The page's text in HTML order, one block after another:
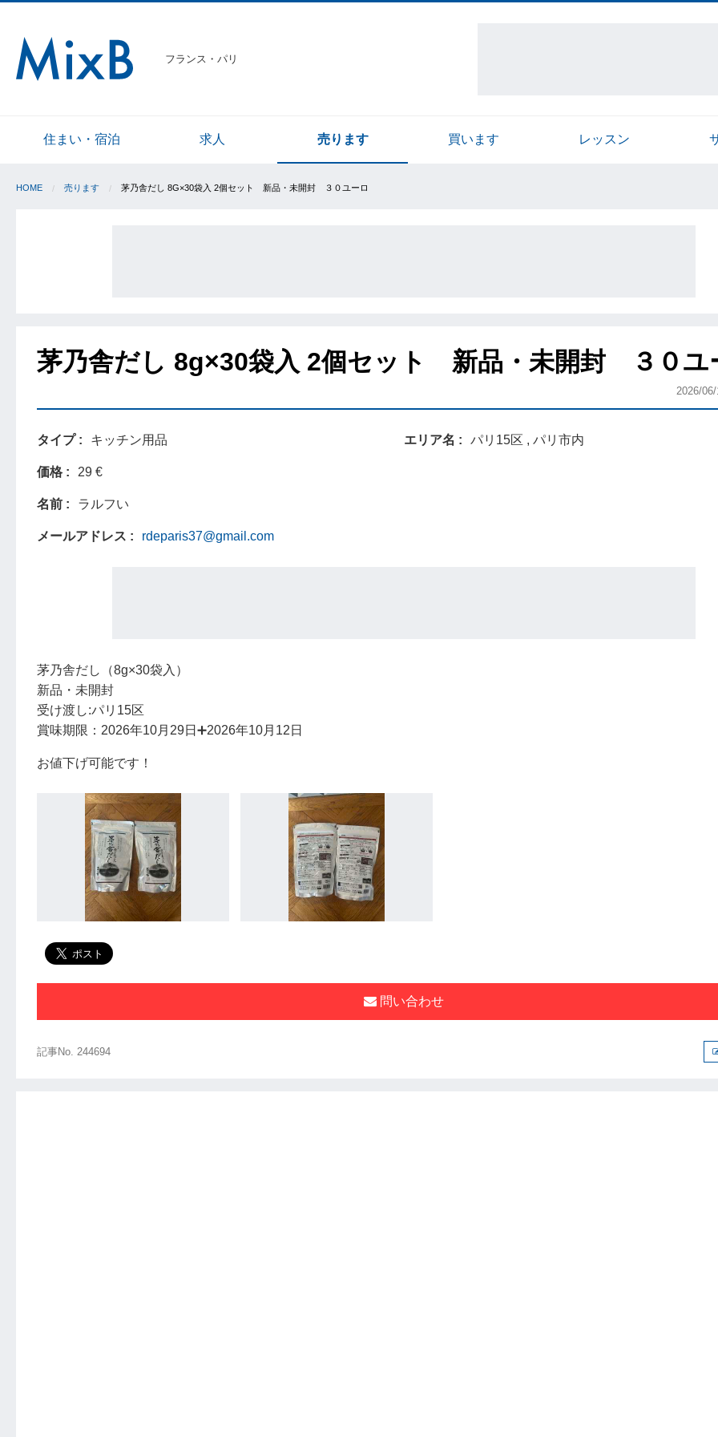
フランス・パリ
住まい・宿泊 求人 売ります 買います レッスン
HOME 売ります 茅乃舎だし 8G×30袋入 2個セット 新品・未開封 ３０ユーロ
茅乃舎だし 8g×30袋入 2個セット 新品・未開封 ３０ユ
2026/
タイプ キッチン用品
価格 29 €
名前 ラルフい
メールアドレス rdeparis37@gmail.com
エリア名 パリ15区 , パリ市内
茅乃舎だし（8g×30袋入）
新品・未開封
受け渡し:パリ15区
賞味期限：2026年10月29日➕2026年10月12日
お値下げ可能です！
問い合わせ
記事No. 244694